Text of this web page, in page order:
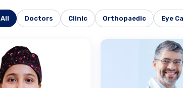
All Doctors Clinic Orthopaedic Eye